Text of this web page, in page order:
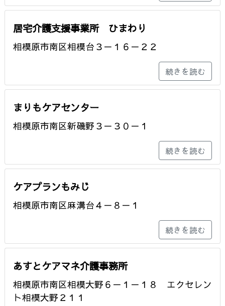
居宅介護支援事業所 ひまわり
相模原市南区相模台３－１６－２２
続きを読む
まりもケアセンター
相模原市南区新磯野３－３０－１
続きを読む
ケアプランもみじ
相模原市南区麻溝台４－８－１
続きを読む
あすとケアマネ介護事務所
相模原市南区相模大野６－１－１８ エクセレン
ト相模大野２１１